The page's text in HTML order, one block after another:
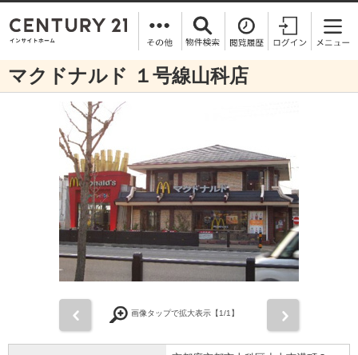
マクドナルド １号線山科店
画像タップで拡大表示【1/1】